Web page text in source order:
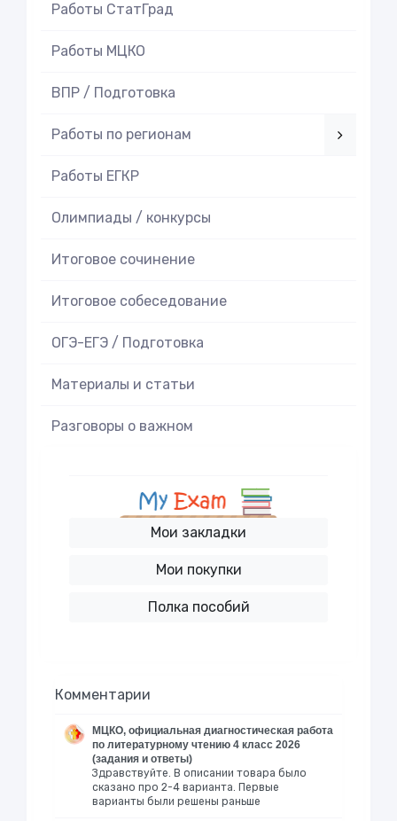
Работы СтатГрад
Работы МЦКО
ВПР / Подготовка
Работы по регионам
Работы ЕГКР
Олимпиады / конкурсы
Итоговое cочинение
Итоговое cобеседование
ОГЭ-ЕГЭ / Подготовка
Материалы и статьи
Разговоры о важном
Мои закладки
Мои покупки
Полка пособий
Комментарии
МЦКО, официальная диагностическая работа
по литературному чтению 4 класс 2026
(задания и ответы)
Здравствуйте. В описании товара было
сказано про 2-4 варианта. Первые
варианты были решены раньше